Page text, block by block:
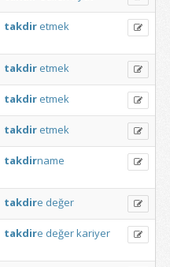
takdir etmek
takdir etmek
takdir etmek
takdir etmek
takdirname
takdire değer
takdire değerkariyer